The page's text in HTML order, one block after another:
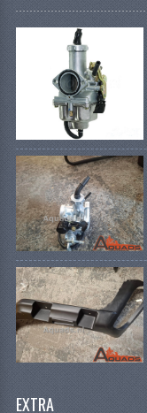
EXTRA